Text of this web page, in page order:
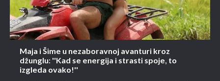
Maja i Šime u nezaboravnoj avanturi kroz
džunglu: ''Kad se energija i strasti spoje, to
izgleda ovako!''